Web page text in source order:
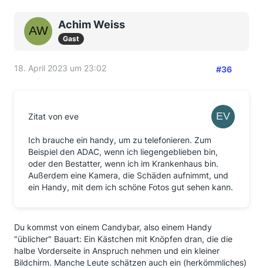
Achim Weiss
Gast
18. April 2023 um 23:02 #36
Zitat von eve
Ich brauche ein handy, um zu telefonieren. Zum
Beispiel den ADAC, wenn ich liegengeblieben bin,
oder den Bestatter, wenn ich im Krankenhaus bin.
Außerdem eine Kamera, die Schäden aufnimmt, und
ein Handy, mit dem ich schöne Fotos gut sehen kann.
Du kommst von einem Candybar, also einem Handy
"üblicher" Bauart: Ein Kästchen mit Knöpfen dran, die die
halbe Vorderseite in Anspruch nehmen und ein kleiner
Bildchirm. Manche Leute schätzen auch ein (herkömmliches)